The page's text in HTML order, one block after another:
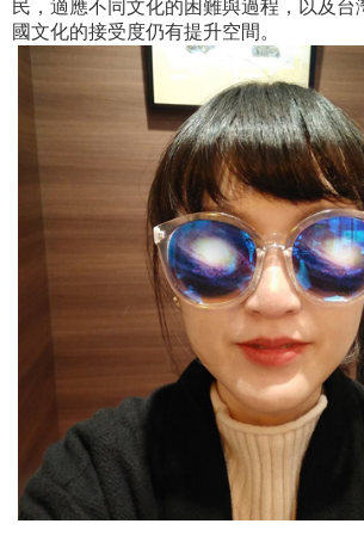
民，適應不同文化的困難與過程，以及台
國文化的接受度仍有提升空間。